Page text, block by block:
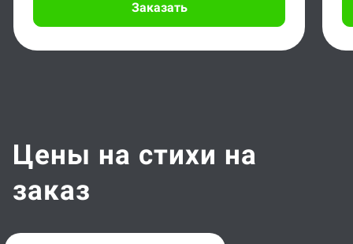
Заказать
Цены на стихи на
заказ